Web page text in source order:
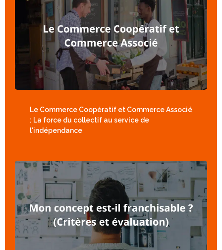
Le Commerce Coopératif et Commerce Associé
: La force du collectif au service de
l'indépendance